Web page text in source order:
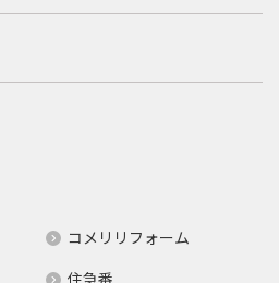
コメリリフォーム
住急番